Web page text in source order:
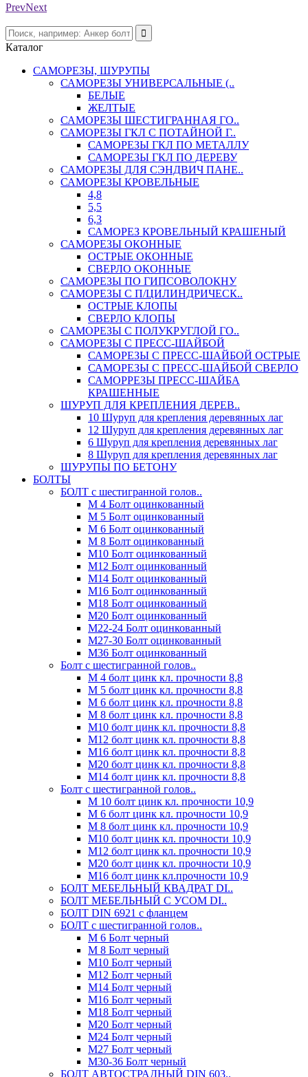
PrevNext
Каталог
САМОРЕЗЫ, ШУРУПЫ
САМОРЕЗЫ УНИВЕРСАЛЬНЫЕ (..
БЕЛЫЕ
ЖЕЛТЫЕ
САМОРЕЗЫ ШЕСТИГРАННАЯ ГО..
САМОРЕЗЫ ГКЛ С ПОТАЙНОЙ Г..
САМОРЕЗЫ ГКЛ ПО МЕТАЛЛУ
САМОРЕЗЫ ГКЛ ПО ДЕРЕВУ
САМОРЕЗЫ ДЛЯ СЭНДВИЧ ПАНЕ..
САМОРЕЗЫ КРОВЕЛЬНЫЕ
4,8
5,5
6,3
САМОРЕЗ КРОВЕЛЬНЫЙ КРАШЕНЫЙ
САМОРЕЗЫ ОКОННЫЕ
ОСТРЫЕ ОКОННЫЕ
СВЕРЛО ОКОННЫЕ
САМОРЕЗЫ ПО ГИПСОВОЛОКНУ
САМОРЕЗЫ С П/ЦИЛИНДРИЧЕСК..
ОСТРЫЕ КЛОПЫ
СВЕРЛО КЛОПЫ
САМОРЕЗЫ С ПОЛУКРУГЛОЙ ГО..
САМОРЕЗЫ С ПРЕСС-ШАЙБОЙ
САМОРЕЗЫ С ПРЕСС-ШАЙБОЙ ОСТРЫЕ
САМОРЕЗЫ С ПРЕСС-ШАЙБОЙ СВЕРЛО
САМОРРЕЗЫ ПРЕСС-ШАЙБА
КРАШЕННЫЕ
ШУРУП ДЛЯ КРЕПЛЕНИЯ ДЕРЕВ..
10 Шуруп для крепления деревянных лаг
12 Шуруп для крепления деревянных лаг
6 Шуруп для крепления деревянных лаг
8 Шуруп для крепления деревянных лаг
ШУРУПЫ ПО БЕТОНУ
БОЛТЫ
БОЛТ с шестигранной голов..
М 4 Болт оцинкованный
М 5 Болт оцинкованный
М 6 Болт оцинкованный
М 8 Болт оцинкованный
М10 Болт оцинкованный
М12 Болт оцинкованный
М14 Болт оцинкованный
М16 Болт оцинкованный
М18 Болт оцинкованный
М20 Болт оцинкованный
М22-24 Болт оцинкованный
М27-30 Болт оцинкованный
М36 Болт оцинкованный
Болт с шестигранной голов..
М 4 болт цинк кл. прочности 8,8
М 5 болт цинк кл. прочности 8,8
М 6 болт цинк кл. прочности 8,8
М 8 болт цинк кл. прочности 8,8
М10 болт цинк кл. прочности 8,8
М12 болт цинк кл. прочности 8,8
М16 болт цинк кл. прочности 8,8
М20 болт цинк кл. прочности 8,8
М14 болт цинк кл. прочности 8,8
Болт с шестигранной голов..
М 10 болт цинк кл. прочности 10,9
М 6 болт цинк кл. прочности 10,9
М 8 болт цинк кл. прочности 10,9
М10 болт цинк кл. прочности 10,9
М12 болт цинк кл. прочности 10,9
М20 болт цинк кл. прочности 10,9
М16 болт цинк кл.прочности 10,9
БОЛТ МЕБЕЛЬНЫЙ КВАДРАТ DI..
БОЛТ МЕБЕЛЬНЫЙ С УСОМ DI..
БОЛТ DIN 6921 c фланцем
БОЛТ с шестигранной голов..
М 6 Болт черный
М 8 Болт черный
М10 Болт черный
М12 Болт черный
М14 Болт черный
М16 Болт черный
М18 Болт черный
М20 Болт черный
М24 Болт черный
М27 Болт черный
М30-36 Болт черный
БОЛТ АВТОСТРАДНЫЙ DIN 603..